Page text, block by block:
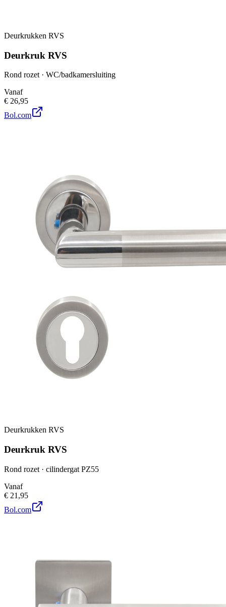
Deurkrukken RVS
Deurkruk RVS
Rond rozet · WC/badkamersluiting
Vanaf
€ 26,95
Bol.com
Deurkrukken RVS
Deurkruk RVS
Rond rozet · cilindergat PZ55
Vanaf
€ 21,95
Bol.com